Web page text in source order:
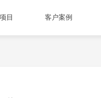
目 客户案例